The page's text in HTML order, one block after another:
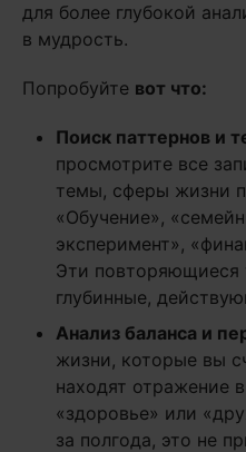
для более глубокой
в мудрость.
Попробуйте вот что:
Поиск паттернов и
просмотрите все
темы, сферы жизни
«Обучение»,
эксперимент»,
Эти повторяющиеся
глубинные,
Анализ баланса и
жизни, которые вы
находят отражение
«здоровье» или
за полгода, это не